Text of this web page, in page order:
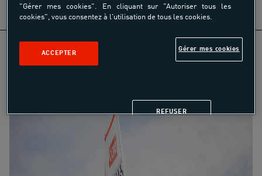
"Gérer mes cookies". En cliquant sur "Autoriser tous les
cookies", vous consentez à l'utilisation de tous les cookies.
Gérer mes cookies
REFUSER
ACCEPTER